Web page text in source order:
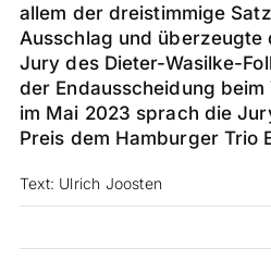
allem der dreistimmige
Ausschlag und überzeugte
Jury des Dieter-Wasilke-
der Endausscheidung beim
im Mai 2023 sprach die
Preis dem Hamburger Trio
Text: Ulrich Joosten